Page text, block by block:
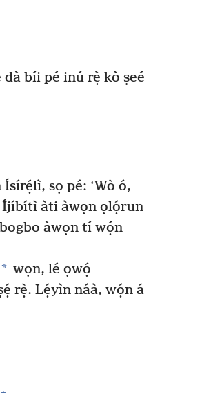
bíi pé inú rẹ̀ kò ṣeé
sọ pé: ‘Wò ó,
Íjíbítì àti àwọn ọlọ́run
àwọn tí wọ́n
* wọn, lé ọwọ́
rẹ̀. Lẹ́yìn náà, wọ́n á